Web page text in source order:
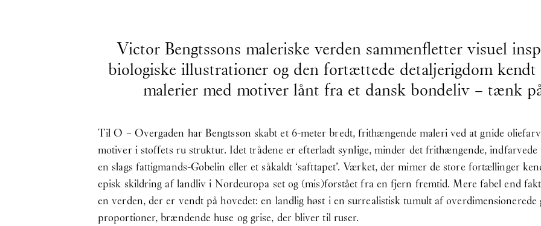
Victor Bengtssons maleriske verden sammenfletter visuel
biologiske illustrationer og den fortættede detaljerigdom kendt
malerier med motiver lånt fra et dansk bondeliv – tænk
Til O – Overgaden har Bengtsson skabt et 6-meter bredt, frithængende maleri ved at gnide
motiver i stoffets ru struktur. Idet trådene er efterladt synlige, minder det frithængende,
en slags fattigmands-Gobelin eller et såkaldt ‘safttapet’. Værket, der mimer de store fortællinger
episk skildring af landliv i Nordeuropa set og (mis)forstået fra en fjern fremtid. Mere fabel end
en verden, der er vendt på hovedet: en landlig høst i en surrealistisk tumult af overdimensionerede
proportioner, brændende huse og grise, der bliver til ruser.